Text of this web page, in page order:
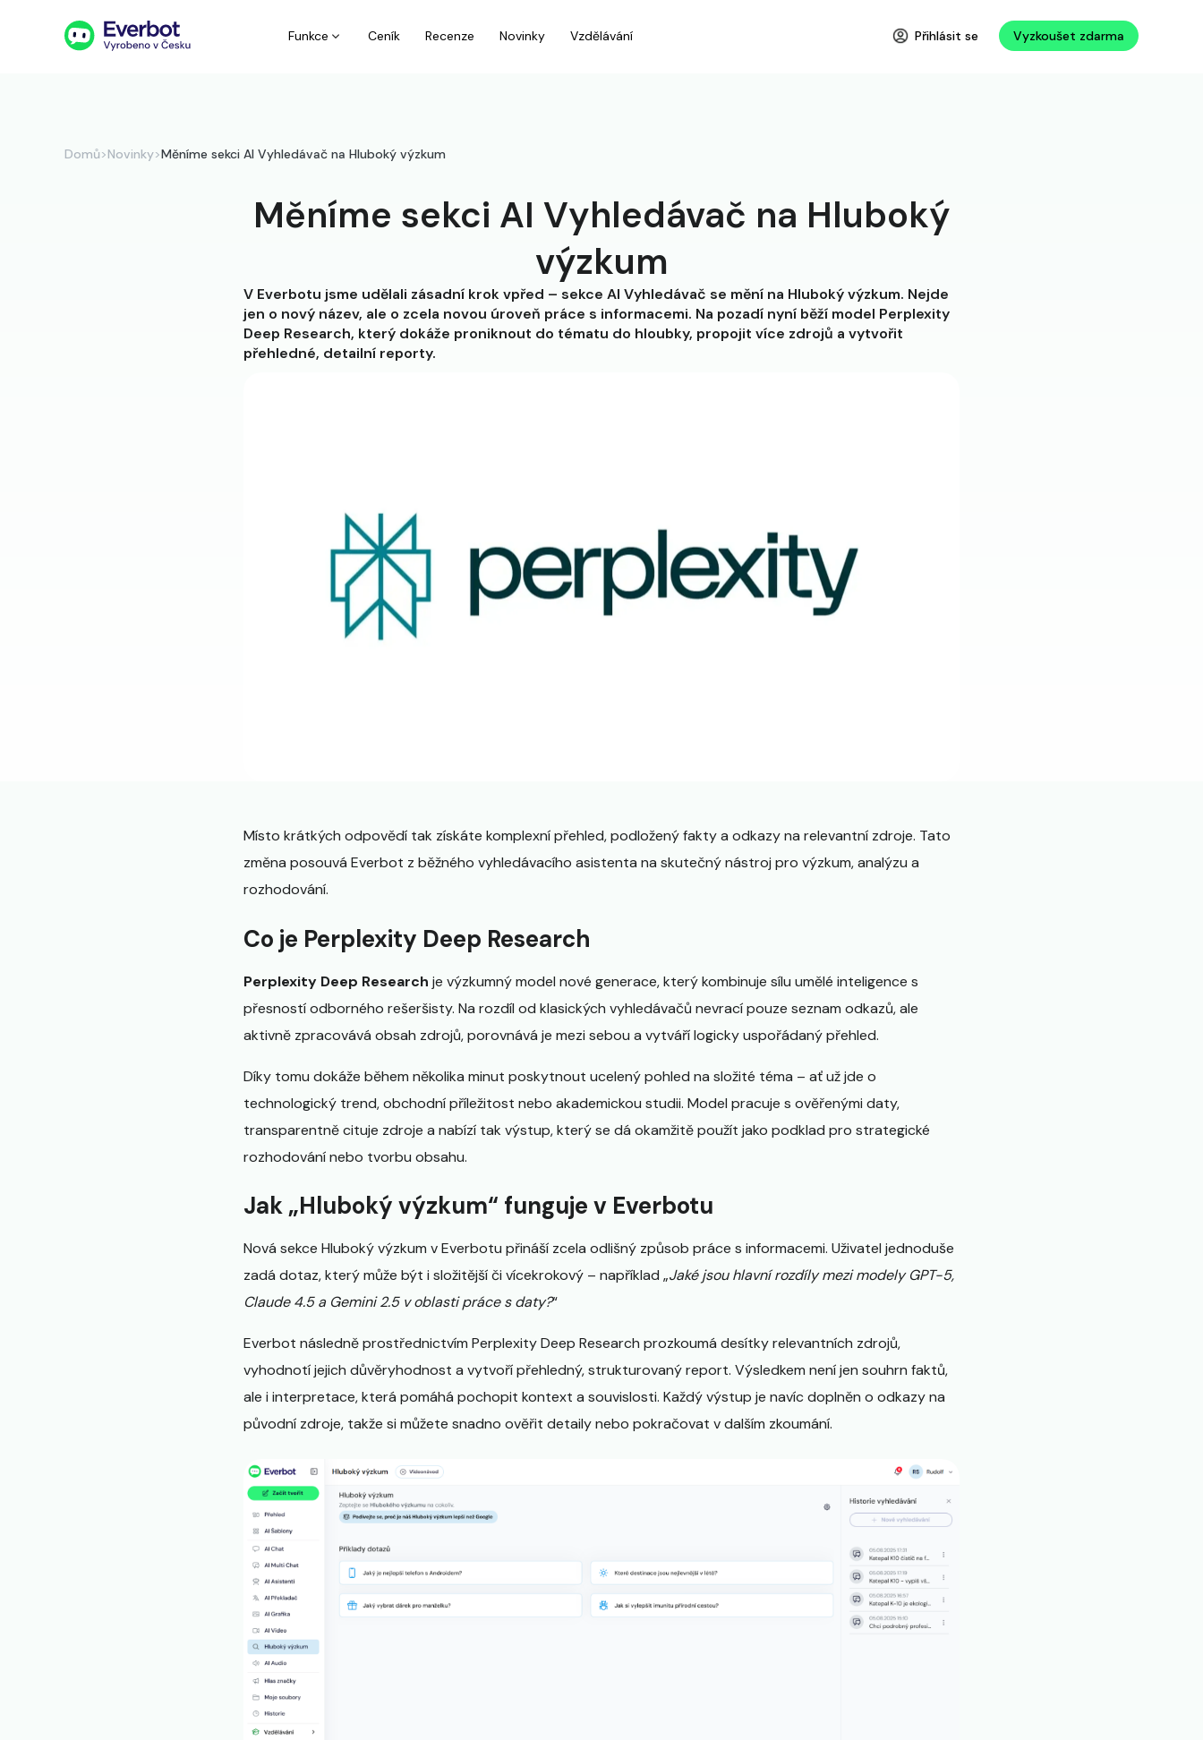
Funkce Ceník Recenze Novinky Vzdělávání Přihlásit se Vyzkoušet zdarma
Domů>Novinky>Měníme sekci AI Vyhledávač na Hluboký výzkum
Měníme sekci AI Vyhledávač na Hluboký
výzkum
V Everbotu jsme udělali zásadní krok vpřed – sekce AI Vyhledávač se mění na Hluboký výzkum. Nejde
jen o nový název, ale o zcela novou úroveň práce s informacemi. Na pozadí nyní běží model Perplexity
Deep Research, který dokáže proniknout do tématu do hloubky, propojit více zdrojů a vytvořit
přehledné, detailní reporty.
Místo krátkých odpovědí tak získáte komplexní přehled, podložený fakty a odkazy na relevantní zdroje. Tato
změna posouvá Everbot z běžného vyhledávacího asistenta na skutečný nástroj pro výzkum, analýzu a
rozhodování.
Co je Perplexity Deep Research
Perplexity Deep Research je výzkumný model nové generace, který kombinuje sílu umělé inteligence s
přesností odborného rešeršisty. Na rozdíl od klasických vyhledávačů nevrací pouze seznam odkazů, ale
aktivně zpracovává obsah zdrojů, porovnává je mezi sebou a vytváří logicky uspořádaný přehled.
Díky tomu dokáže během několika minut poskytnout ucelený pohled na složité téma – ať už jde o
technologický trend, obchodní příležitost nebo akademickou studii. Model pracuje s ověřenými daty,
transparentně cituje zdroje a nabízí tak výstup, který se dá okamžitě použít jako podklad pro strategické
rozhodování nebo tvorbu obsahu.
Jak „Hluboký výzkum“ funguje v Everbotu
Nová sekce Hluboký výzkum v Everbotu přináší zcela odlišný způsob práce s informacemi. Uživatel jednoduše
zadá dotaz, který může být i složitější či vícekrokový – například „Jaké jsou hlavní rozdíly mezi modely GPT-5,
Claude 4.5 a Gemini 2.5 v oblasti práce s daty?“
Everbot následně prostřednictvím Perplexity Deep Research prozkoumá desítky relevantních zdrojů,
vyhodnotí jejich důvěryhodnost a vytvoří přehledný, strukturovaný report. Výsledkem není jen souhrn faktů,
ale i interpretace, která pomáhá pochopit kontext a souvislosti. Každý výstup je navíc doplněn o odkazy na
původní zdroje, takže si můžete snadno ověřit detaily nebo pokračovat v dalším zkoumání.